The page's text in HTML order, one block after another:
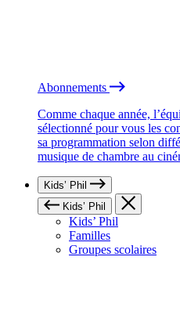
Abonnements
Comme chaque année,
sélectionné pour vous les
sa programmation selon
musique de chambre au
Kids’ Phil
Kids’ Phil
Kids’ Phil
Familles
Groupes scolaires